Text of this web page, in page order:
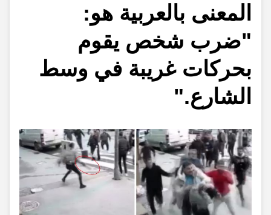
المعنى بالعربية هو:
"ضرب شخص يقوم
بحركات غريبة في وسط
الشارع."